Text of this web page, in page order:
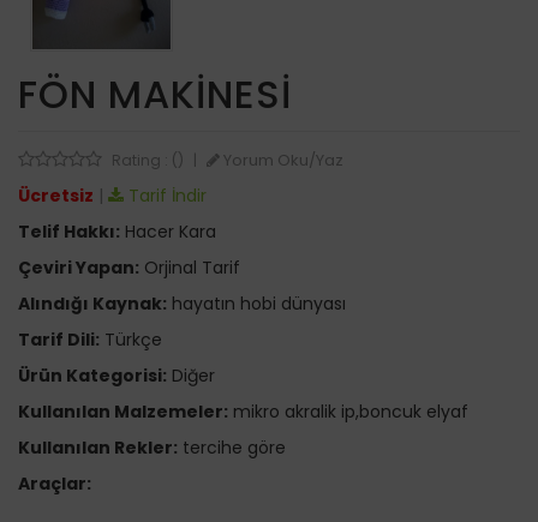
FÖN MAKINESI
Rating : () Yorum Oku/Yaz
Ücretsiz |
Tarif İndir
Telif Hakkı: Hacer Kara
Çeviri Yapan: Orjinal Tarif
Alındığı Kaynak: hayatın hobi dünyası
Tarif Dili: Türkçe
Ürün Kategorisi: Diğer
Kullanılan Malzemeler: mikro akralik ip,boncuk elyaf
Kullanılan Rekler: tercihe göre
Araçlar: